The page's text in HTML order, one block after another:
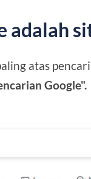
adalah
atas
Google".